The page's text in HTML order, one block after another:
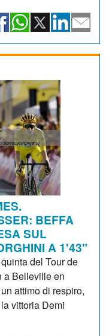
BEFFA
SUL
A 1'43"
del Tour de
a Belleville en
attimo di respiro,
vittoria Demi